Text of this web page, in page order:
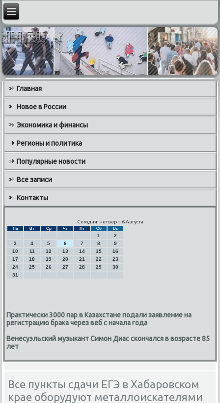
Главная
Новое в России
Экономика и финансы
Регионы и политика
Популярные новости
Все записи
Контакты
Сегодня: Четверг, 6 Августа
Пн Вт Ср Чт Пт Сб Вс
1
2
3
4 5 6 7 8
9
10
11 12 13 14 15
16
17
18 19 20 21 22
23
24
25 26 27 28 29
30
31
Практически 3000 пар в Казахстане подали заявление на
регистрацию брака через веб с начала года
Венесуэльский музыкант Симон Диас скончался в возрасте 85
лет
Все пункты сдачи ЕГЭ в Хабаровском
крае оборудуют металлоискателями